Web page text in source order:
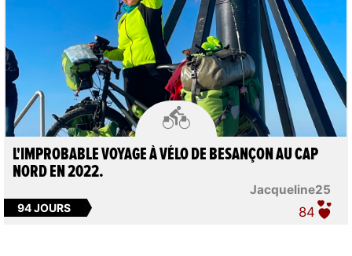

Jacqueline25
L'IMPROBABLE VOYAGE À VÉLO DE BESANÇON AU CAP
NORD EN 2022.
94 JOURS 84